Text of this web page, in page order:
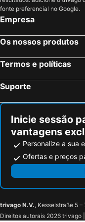
Santiago de Compostela, Galiza
Islantilla, Andaluzia
Barcelona, Catalunha
Isla Canela, Andaluzia
fonte preferencial no Google.
Empresa
Os nossos produtos
Termos e políticas
Suporte
Inicie sessão
vantagens
Personalize a sua
Ofertas e preços
trivago N.V., Kesselstraße 5
Direitos autorais 2026 trivago